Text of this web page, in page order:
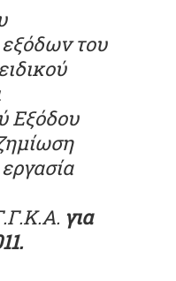
του
Εξόδου
για